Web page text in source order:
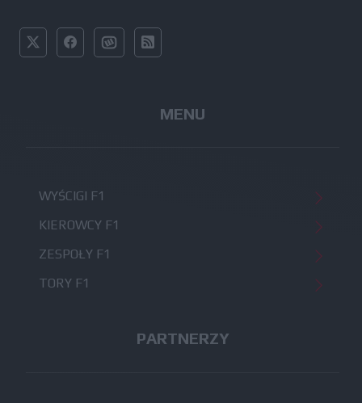
MENU
WYŚCIGI F1
KIEROWCY F1
ZESPOŁY F1
TORY F1
PARTNERZY